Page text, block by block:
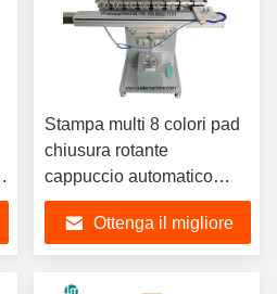
Stampa multi 8 colori pad
chiusura rotante
cappuccio automatico
automatizzazione San
Pad Stampa per pantofole
di misura
Ottenga il migliore